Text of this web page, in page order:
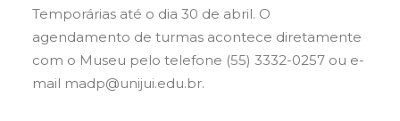
Temporárias até o dia 30 de abril. O
agendamento de turmas acontece diretamente
com o Museu pelo telefone (55) 3332-0257 ou e-
mail madp@unijui.edu.br.